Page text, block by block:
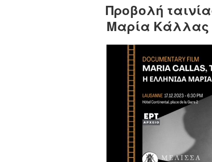
Προβολή
Μαρία Κάλλας